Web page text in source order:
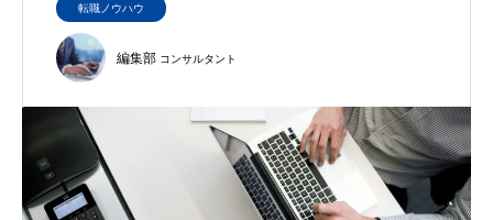
転職ノウハウ
編集部 コンサルタント